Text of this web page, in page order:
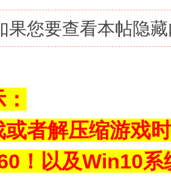
果您要查看本帖隐
或者解压缩游戏
！以及Win10